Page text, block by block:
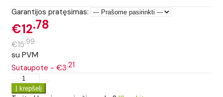
Garantijos pratęsimas:
€12 78
€15 99
su PVM
Sutaupote - €3 21